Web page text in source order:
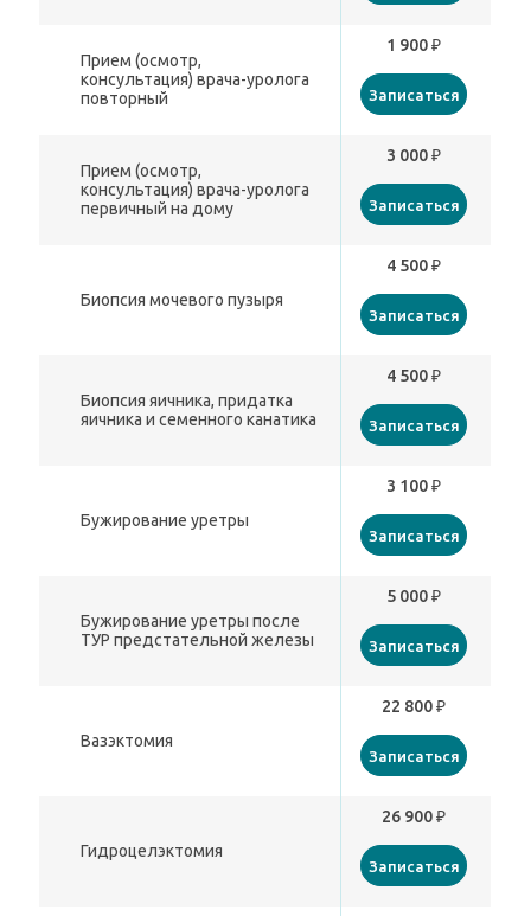
Прием (осмотр,
консультация) врача-уролога
повторный
1 900 ₽
Записаться
Прием (осмотр,
консультация) врача-уролога
первичный на дому
3 000 ₽
Записаться
Биопсия мочевого пузыря
4 500 ₽
Записаться
Биопсия яичника, придатка
яичника и семенного канатика
4 500 ₽
Записаться
Бужирование уретры
3 100 ₽
Записаться
Бужирование уретры после
ТУР предстательной железы
5 000 ₽
Записаться
Вазэктомия
22 800 ₽
Записаться
Гидроцелэктомия
26 900 ₽
Записаться